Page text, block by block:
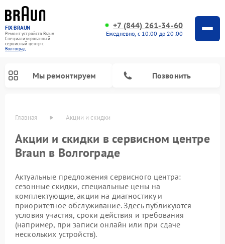
FIX-BRAUN
Ремонт устройств Braun
Специализированный
cервисный центр г.
Волгоград
+7 (844) 261-34-60
Ежедневно, с 10:00 до 20:00
Мы ремонтируем Позвонить
Главная Акции и скидки
Акции и скидки в сервисном центре
Braun в Волгограде
Актуальные предложения сервисного центра:
сезонные скидки, специальные цены на
комплектующие, акции на диагностику и
приоритетное обслуживание. Здесь публикуются
условия участия, сроки действия и требования
(например, при записи онлайн или при сдаче
нескольких устройств).